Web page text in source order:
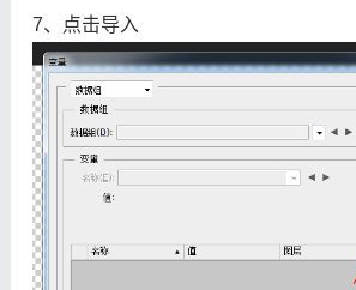
7、点击导入